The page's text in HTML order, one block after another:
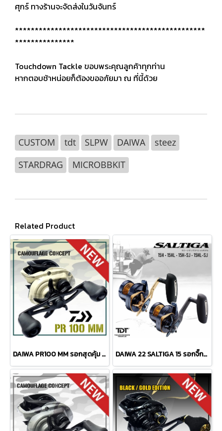
ศุกร์ ทางร้านจะจัดส่งในวันจันทร์
************************************************
***************
Touchdown Tackle ขอบพระคุณลูกค้าทุกท่าน
หากตอบช้าหน่อยก็ต้องขออภัยมา ณ ที่นี้ด้วย
CUSTOM tdt SLPW DAIWA
steez
STARDRAG
MICROBBKIT
Related Product
DAIWA PR100 MM รอกสุดคุ้ม CAMO CUSTOM ลายพรางครีม ประกัน DAIWA SEIKO DAIWA 22 SALTIGA 15 รอกจิ๊กตัวถึก พร้อมประกัน DAIWA SEIKO